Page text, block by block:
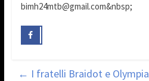
bimh24mtb@gmail.com&nbsp;
← I fratelli Braidot e